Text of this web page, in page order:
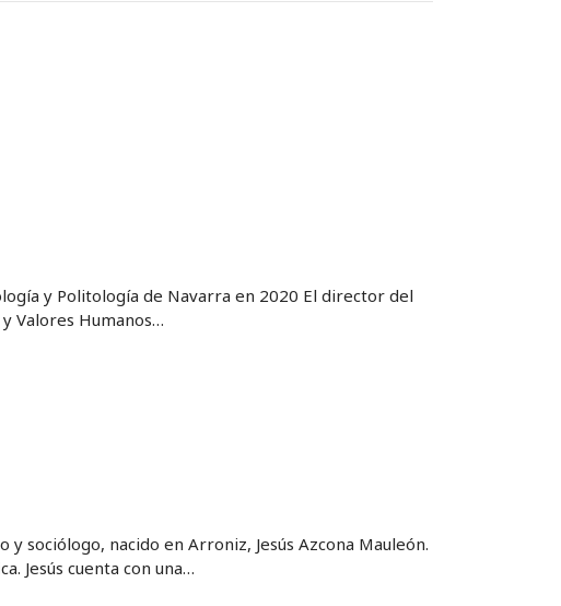
y Politología de Navarra en 2020 El director del
Valores Humanos…
sociólogo, nacido en Arroniz, Jesús Azcona Mauleón.
Jesús cuenta con una…